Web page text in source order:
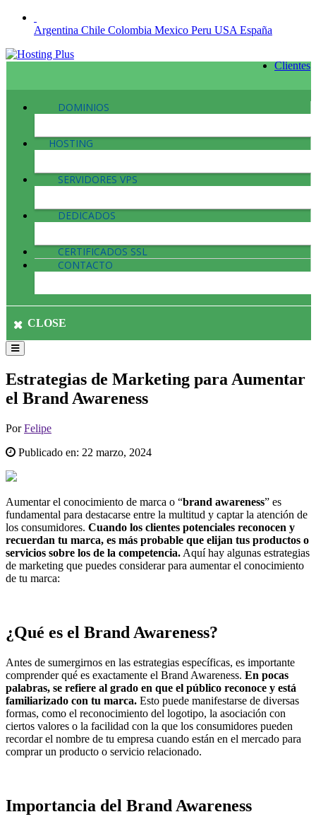
Argentina Chile Colombia Mexico Peru USA España
Clientes
DOMINIOS
HOSTING
SERVIDORES VPS
DEDICADOS
CERTIFICADOS SSL
CONTACTO
CLOSE
Estrategias de Marketing para Aumentar
el Brand Awareness
PorFelipe
Publicado en: 22 marzo, 2024
Aumentar el conocimiento de marca o “brand awareness” es
fundamental para destacarse entre la multitud y captar la atención de
los consumidores. Cuando los clientes potenciales reconocen y
recuerdan tu marca, es más probable que elijan tus productos o
servicios sobre los de la competencia. Aquí hay algunas estrategias
de marketing que puedes considerar para aumentar el conocimiento
de tu marca:
¿Qué es el Brand Awareness?
Antes de sumergirnos en las estrategias específicas, es importante
comprender qué es exactamente el Brand Awareness. En pocas
palabras, se refiere al grado en que el público reconoce y está
familiarizado con tu marca. Esto puede manifestarse de diversas
formas, como el reconocimiento del logotipo, la asociación con
ciertos valores o la facilidad con la que los consumidores pueden
recordar el nombre de tu empresa cuando están en el mercado para
comprar un producto o servicio relacionado.
Importancia del Brand Awareness